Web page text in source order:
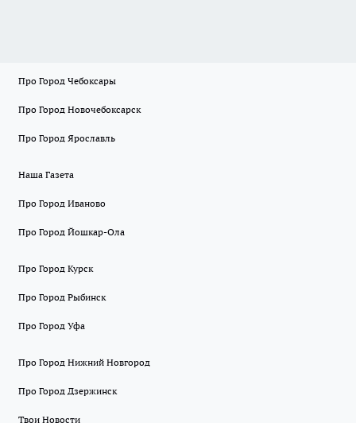
Про Город Чебоксары
Про Город Новочебоксарск
Про Город Ярославль
Наша Газета
Про Город Иваново
Про Город Йошкар-Ола
Про Город Курск
Про Город Рыбинск
Про Город Уфа
Про Город Нижний Новгород
Про Город Дзержинск
Твои Новости